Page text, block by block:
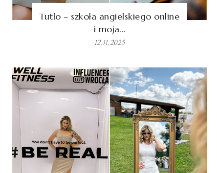
Tutlo – szkoła angielskiego online
i moja…
12.11.2025